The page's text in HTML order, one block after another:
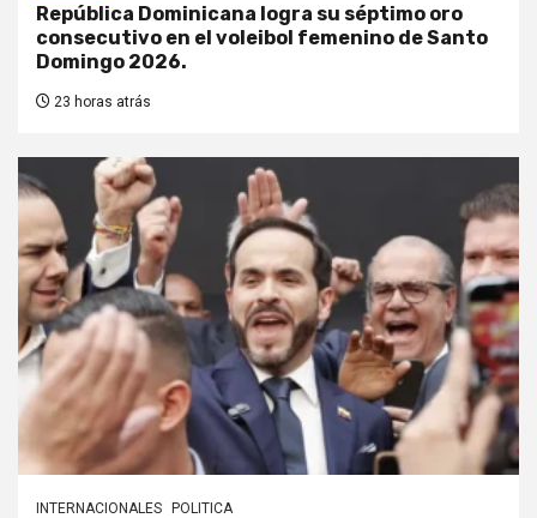
República Dominicana logra su séptimo oro
consecutivo en el voleibol femenino de Santo
Domingo 2026.
23 horas atrás
INTERNACIONALES POLITICA